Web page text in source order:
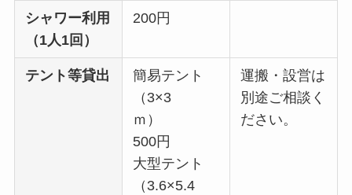
シャワー利用
（1人1回）
200円
テント等貸出
簡易テント
（3×3
ｍ）
500円
大型テント
（3.6×5.4
運搬・設営は
別途ご相談く
ださい。